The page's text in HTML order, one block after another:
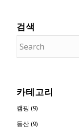
검색
카테고리
캠핑 (9)
등산 (9)